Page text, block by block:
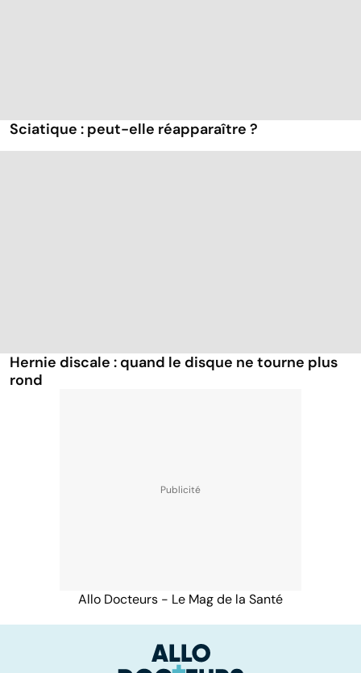
Sciatique : peut-elle réapparaître ?
Hernie discale : quand le disque ne tourne plus
rond
Allo Docteurs - Le Mag de la Santé